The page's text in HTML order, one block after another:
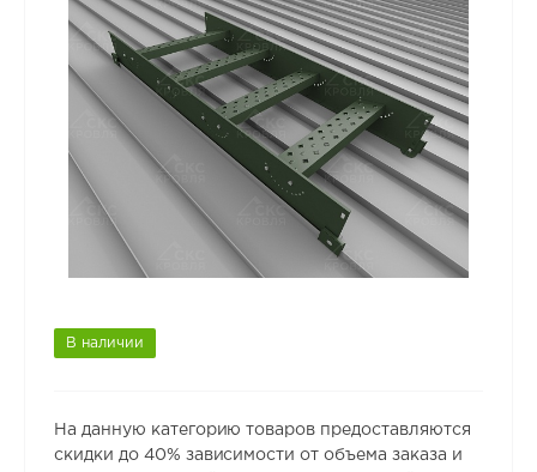
В наличии
На данную категорию товаров предоставляются
скидки до 40% зависимости от объема заказа и